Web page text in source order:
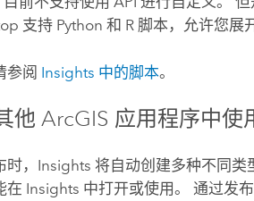
支持 Python 和 R 脚本，允许您展
参阅 Insights 中的脚本。
他 ArcGIS 应用程序中使
， Insights 将自动创建多种不同类
在 Insights 中打开或使用。 通过发